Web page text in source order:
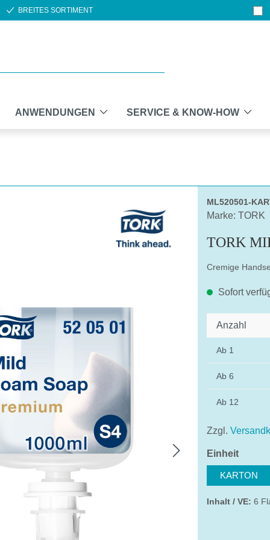
BREITES SORTIMENT
ANWENDUNGEN SERVICE & KNOW-HOW
ML520501-
Marke: TORK
TORK
Cremige
Sofort
Anzahl
Ab 1
Ab 6
Ab 12
Zzgl.
Einheit
KARTON
Inhalt / VE: 6